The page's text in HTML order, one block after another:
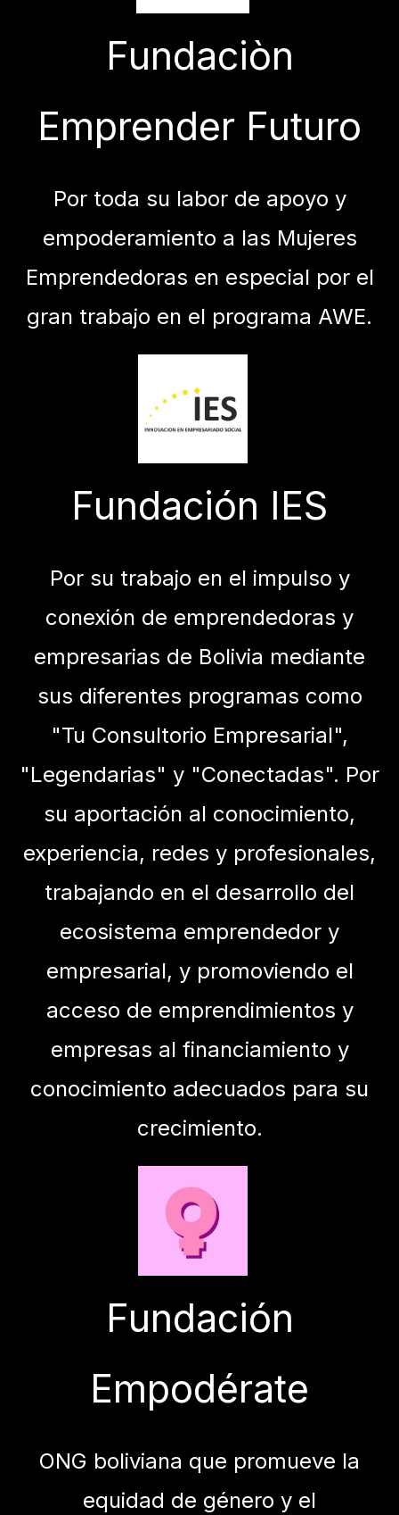
Fundaciòn
Emprender Futuro
Por toda su labor de apoyo y
empoderamiento a las Mujeres
Emprendedoras en especial por el
gran trabajo en el programa AWE.
Fundación IES
Por su trabajo en el impulso y
conexión de emprendedoras y
empresarias de Bolivia mediante
sus diferentes programas como
"Tu Consultorio Empresarial",
"Legendarias" y "Conectadas". Por
su aportación al conocimiento,
experiencia, redes y profesionales,
trabajando en el desarrollo del
ecosistema emprendedor y
empresarial, y promoviendo el
acceso de emprendimientos y
empresas al financiamiento y
conocimiento adecuados para su
crecimiento.
Fundación
Empodérate
ONG boliviana que promueve la
equidad de género y el